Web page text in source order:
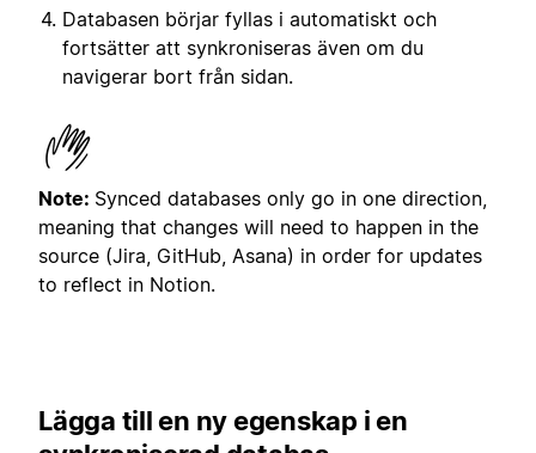
Databasen börjar fyllas i automatiskt och
fortsätter att synkroniseras även om du
navigerar bort från sidan.
Note: Synced databases only go in one direction,
meaning that changes will need to happen in the
source (Jira, GitHub, Asana) in order for updates
to reflect in Notion.
Lägga till en ny egenskap i en